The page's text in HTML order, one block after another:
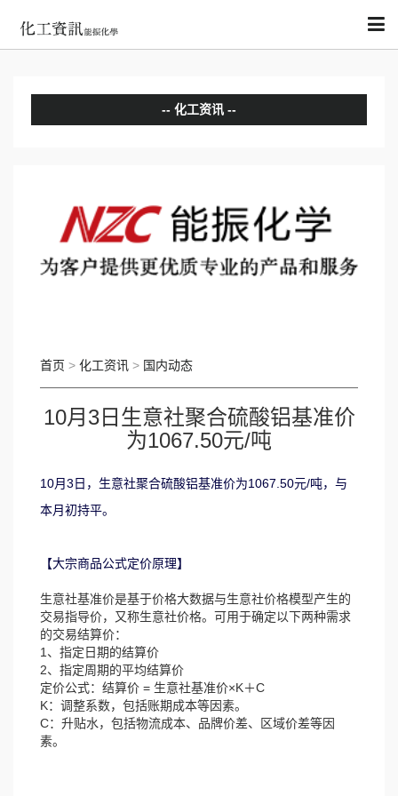
化工资讯
国际动态
首页 > 化工资讯 > 国内动态
10月3日生意社聚合硫酸铝基准价
为1067.50元/吨
10月3日，生意社聚合硫酸铝基准价为1067.50元/吨，与
本月初持平。
【大宗商品公式定价原理】
生意社基准价是基于价格大数据与生意社价格模型产生的
交易指导价，又称生意社价格。可用于确定以下两种需求
的交易结算价：
1、指定日期的结算价
2、指定周期的平均结算价
定价公式：结算价 = 生意社基准价×K＋C
K：调整系数，包括账期成本等因素。
C：升贴水，包括物流成本、品牌价差、区域价差等因
素。